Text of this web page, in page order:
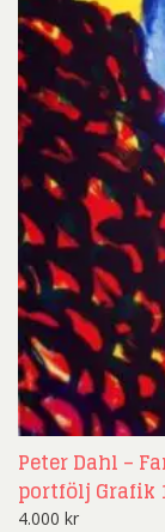
Peter Dahl –
portfölj Grafik
4.000 kr